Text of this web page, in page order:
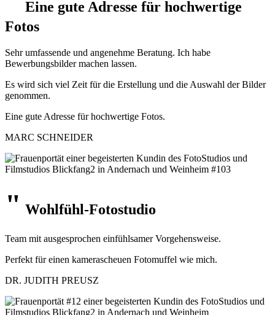
Eine gute Adresse für hochwertige
Fotos
Sehr umfassende und angenehme Beratung. Ich habe
Bewerbungsbilder machen lassen.
Es wird sich viel Zeit für die Erstellung und die Auswahl der Bilder
genommen.
Eine gute Adresse für hochwertige Fotos.
MARC SCHNEIDER
" Wohlfühl-Fotostudio
Team mit ausgesprochen einfühlsamer Vorgehensweise.
Perfekt für einen kamerascheuen Fotomuffel wie mich.
DR. JUDITH PREUSZ